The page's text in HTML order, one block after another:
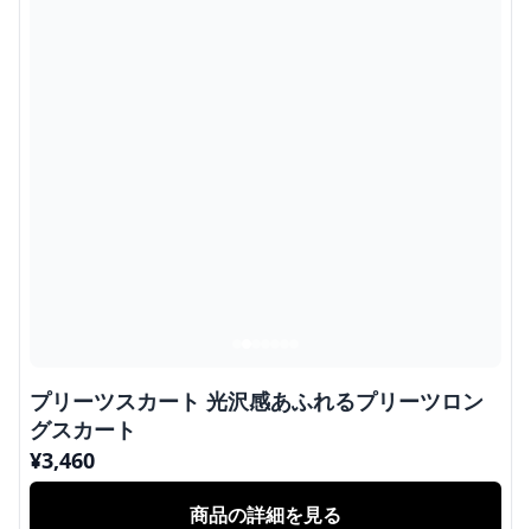
プリーツスカート 光沢感あふれるプリーツロン
グスカート
¥3,460
商品の詳細を見る